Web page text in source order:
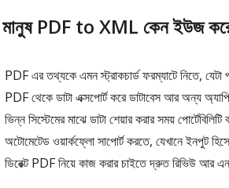
মানুষ PDF to XML কেন ইউজ
PDF এর তথ্যকে এমন স্ট্রাকচার্ড ফরম্যাটে নিতে, যেটা
PDF থেকে ডাটা এক্সপোর্ট করে ডাটাবেস আর অন্য
ভিন্ন সিস্টেমের মাঝে ডাটা শেয়ার করার সময় পোর্টেবিলিটি
অটোমেটেড ওয়ার্কফ্লো সাপোর্ট করতে, যেখানে ইনপুট
ডিরেক্ট PDF নিয়ে কাজ করার চাইতে দ্রুত রিভিউ আর